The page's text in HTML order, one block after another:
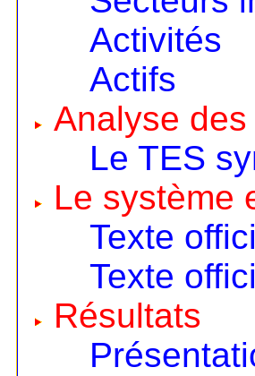
Activités
Actifs
Analyse
Le TES
Le système
Texte
Texte
Résultats